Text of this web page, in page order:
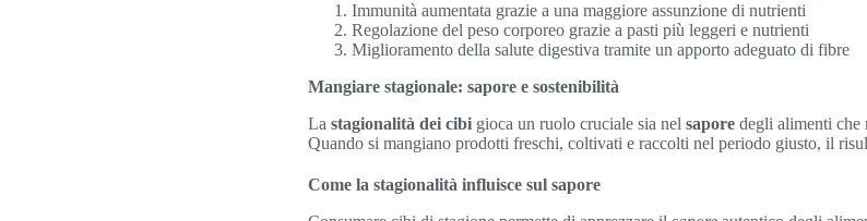
Immunità aumentata grazie a una maggiore assunzione di nutrienti
Regolazione del peso corporeo grazie a pasti più leggeri e nutrienti
Miglioramento della salute digestiva tramite un apporto adeguato di fibre
Mangiare stagionale: sapore e sostenibilità
La stagionalità dei cibi gioca un ruolo cruciale sia nel sapore degli alimenti che
Quando si mangiano prodotti freschi, coltivati e raccolti nel periodo giusto, il
Come la stagionalità influisce sul sapore